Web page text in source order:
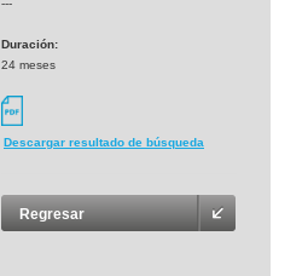
---
Duración:
24 meses
Descargar resultado de búsqueda
Regresar